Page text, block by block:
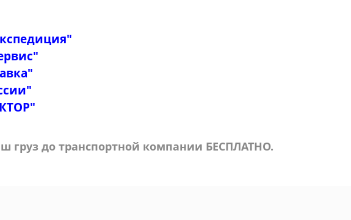
груз до транспортной компании БЕСПЛАТНО.